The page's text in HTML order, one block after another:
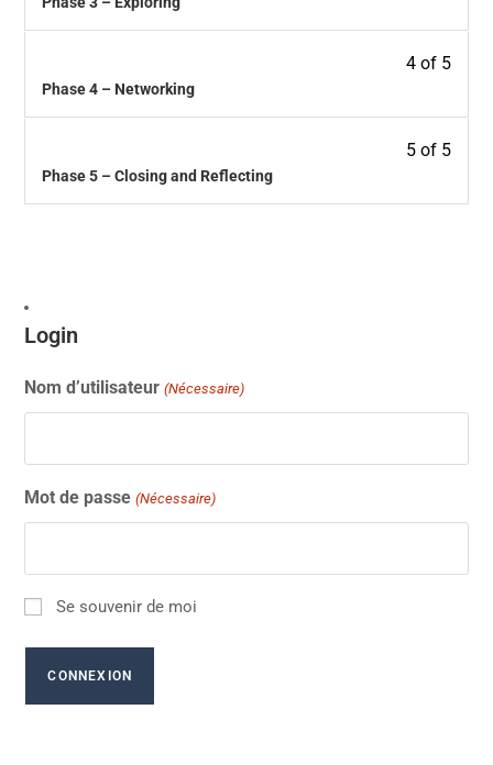
4 of 5
Phase 4 – Networking
5 of 5
Phase 5 – Closing and Reflecting
Login
Nom d’utilisateur (Nécessaire)
Mot de passe (Nécessaire)
Se souvenir de moi